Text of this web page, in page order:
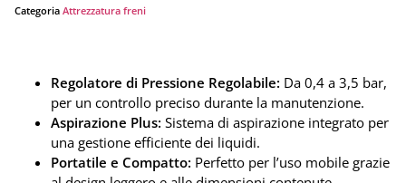
Categoria Attrezzatura freni
Regolatore di Pressione Regolabile: Da 0,4 a 3,5 bar,
per un controllo preciso durante la manutenzione.
Aspirazione Plus: Sistema di aspirazione integrato per
una gestione efficiente dei liquidi.
Portatile e Compatto: Perfetto per l’uso mobile grazie